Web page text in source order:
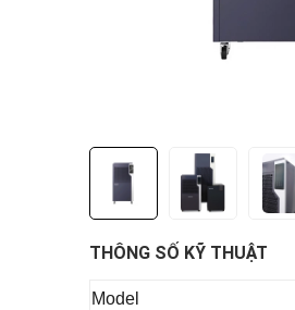
THÔNG SỐ KỸ THUẬT
Model